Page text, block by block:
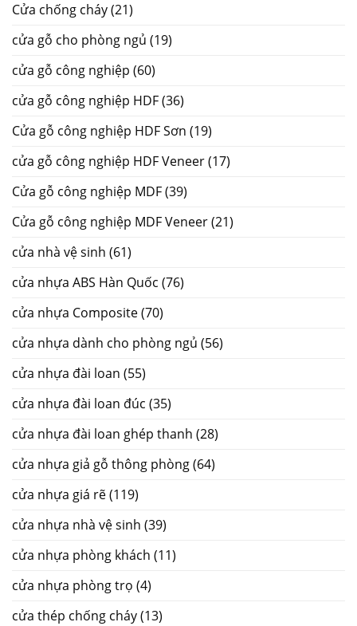
Cửa chống cháy(21)
cửa gỗ cho phòng ngủ (19)
cửa gỗ công nghiệp (60)
cửa gỗ công nghiệp HDF(36)
Cửa gỗ công nghiệp HDF Sơn (19)
cửa gỗ công nghiệp HDF Veneer(17)
Cửa gỗ công nghiệp MDF(39)
Cửa gỗ công nghiệp MDF Veneer(21)
cửa nhà vệ sinh (61)
cửa nhựa ABS Hàn Quốc (76)
cửa nhựa Composite(70)
cửa nhựa dành cho phòng ngủ (56)
cửa nhựa đài loan (55)
cửa nhựa đài loan đúc (35)
cửa nhựa đài loan ghép thanh (28)
cửa nhựa giả gỗ thông phòng(64)
cửa nhựa giá rẽ(119)
cửa nhựa nhà vệ sinh (39)
cửa nhựa phòng khách (11)
cửa nhựa phòng trọ (4)
cửa thép chống cháy(13)